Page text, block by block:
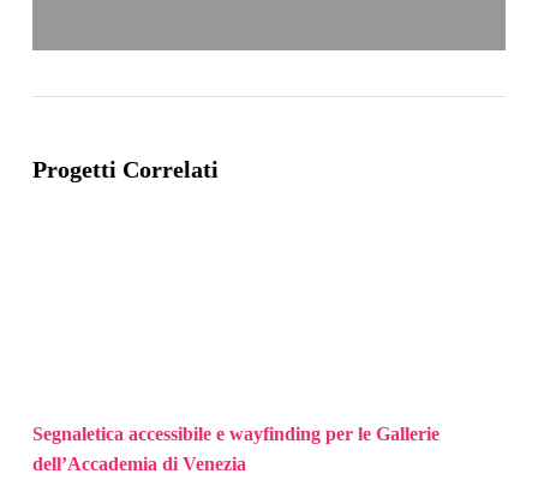
Progetti Correlati
Segnaletica accessibile e wayfinding per le Gallerie
dell’Accademia di Venezia